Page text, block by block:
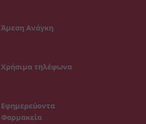
Άμεση Ανάγκη
Χρήσιμα τηλέφωνα
Εφημερεύοντα
Φαρμακεία